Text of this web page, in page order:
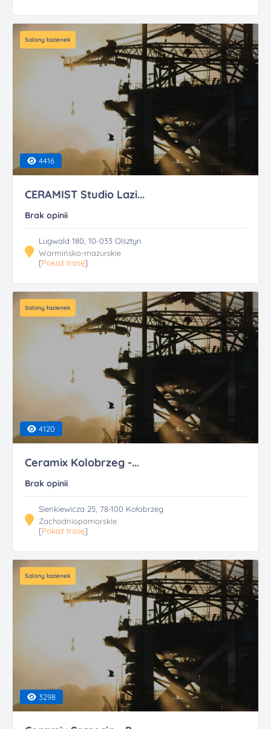
Salony łazienek
4416
CERAMIST Studio Lazi...
Brak opinii
Lugwald 180, 10-033 Olsztyn
Warmińsko-mazurskie
[Pokaż trasę]
Salony łazienek
4120
Ceramix Kolobrzeg -...
Brak opinii
Sienkiewicza 25, 78-100 Kołobrzeg
Zachodniopomorskie
[Pokaż trasę]
Salony łazienek
3298